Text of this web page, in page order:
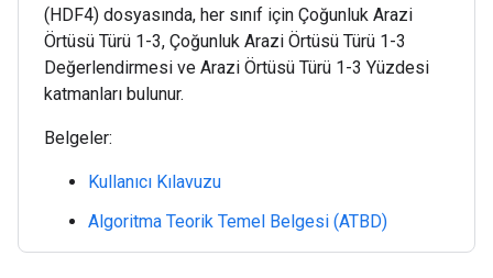
(HDF4) dosyasında, her sınıf için Çoğunluk Arazi
Örtüsü Türü 1-3, Çoğunluk Arazi Örtüsü Türü 1-3
Değerlendirmesi ve Arazi Örtüsü Türü 1-3 Yüzdesi
katmanları bulunur.
Belgeler:
Kullanıcı Kılavuzu
Algoritma Teorik Temel Belgesi (ATBD)